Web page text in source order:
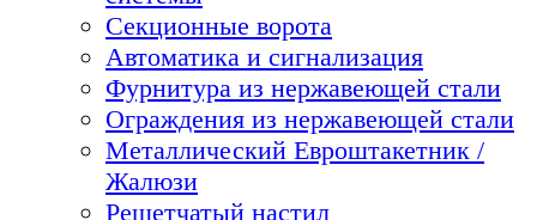
Секционные ворота
Автоматика и сигнализация
Фурнитура из нержавеющей стали
Ограждения из нержавеющей стали
Металлический Евроштакетник /
Жалюзи
Решетчатый настил